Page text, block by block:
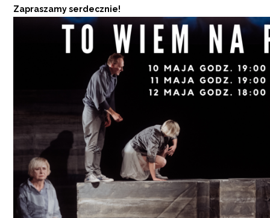
Zapraszamy serdecznie!